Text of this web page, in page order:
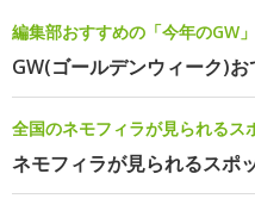
編集部おすすめの「今年のGW
GW(ゴールデンウィーク)
全国のネモフィラが見られるス
ネモフィラが見られるスポ